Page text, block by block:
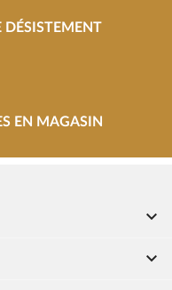
DÉSISTEMENT
EN MAGASIN

